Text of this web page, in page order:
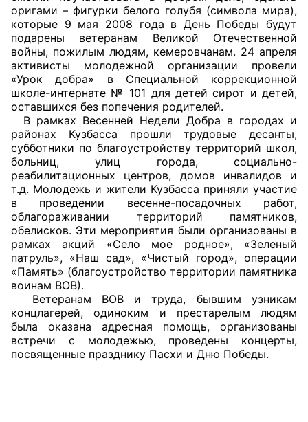
Комиссии
Экспертный совет ОП КО
Совет ОП КО
Общественный штаб
Члены ОП КО
Документы ОП КО
Регламент ОП КО
Кодекс этики ОП КО
Положения
Соглашения
Рекомендации
Порядок работы ЦОН
оригами – фигурки белого голубя (символа мира),
которые 9 мая 2008 года в День Победы будут
подарены ветеранам Великой Отечественной
войны, пожилым людям, кемеровчанам. 24 апреля
активисты молодежной организации провели
«Урок добра» в Специальной коррекционной
школе-интернате № 101 для детей сирот и детей,
оставшихся без попечения родителей.
В рамках Весенней Недели Добра в городах и
районах Кузбасса прошли трудовые десанты,
субботники по благоустройству территорий школ,
больниц, улиц города, социально-
реабилитационных центров, домов инвалидов и
т.д. Молодежь и жители Кузбасса приняли участие
в проведении весенне-посадочных работ,
облагораживании территорий памятников,
обелисков. Эти мероприятия были организованы в
рамках акций «Село мое родное», «Зеленый
патруль», «Наш сад», «Чистый город», операции
«Память» (благоустройство территории памятника
воинам ВОВ).
Ветеранам ВОВ и труда, бывшим узникам
концлагерей, одиноким и престарелым людям
была оказана адресная помощь, организованы
встречи с молодежью, проведены концерты,
посвященные празднику Пасхи и Дню Победы.